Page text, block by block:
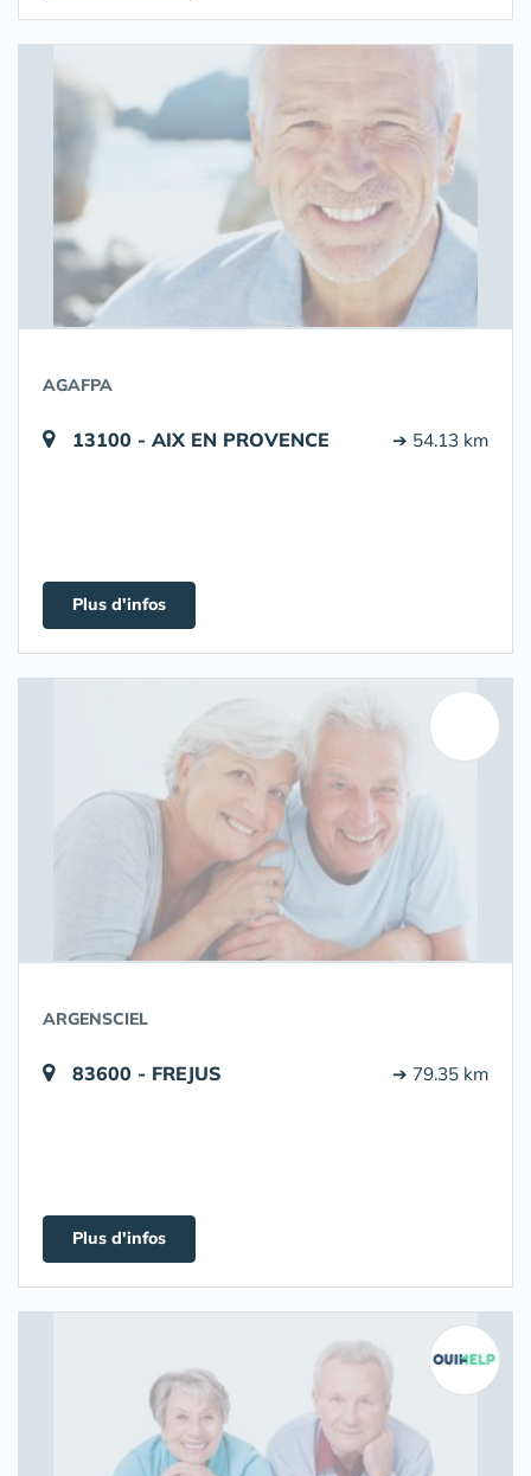
AGAFPA
13100 - AIX EN PROVENCE ➔ 54.13 km
Plus d'infos
ARGENSCIEL
83600 - FREJUS ➔ 79.35 km
Plus d'infos